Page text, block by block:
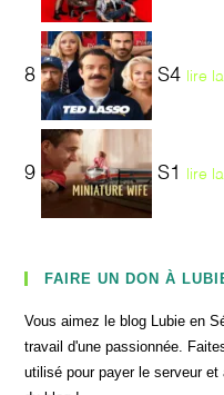
8 S4 lire
9 S1 lire
FAIRE UN DON À
Vous aimez le blog Lubie en
travail d'une passionnée.
utilisé pour payer le serveur